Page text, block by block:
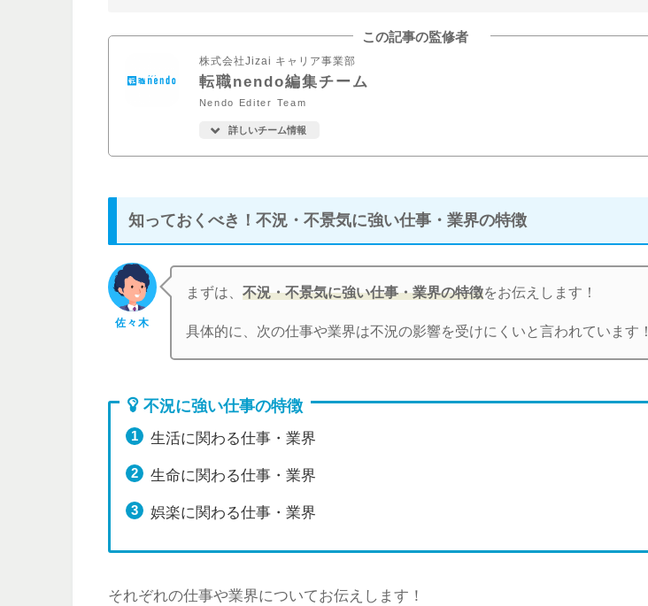
この記事の監修者
株式会社Jizai キャリア事業部
転職nendo編集チーム
Nendo Editer Team
詳しいチーム情報
知っておくべき！不況・不景気に強い仕事・業界の特徴
佐々木
まずは、 不況・不景気に強い仕事・業界の特徴をお伝えします！
具体的に、次の仕事や業界は不況の影響を受けにくいと言われています！
不況に強い仕事の特徴
生活に関わる仕事・業界
生命に関わる仕事・業界
娯楽に関わる仕事・業界
それぞれの仕事や業界についてお伝えします！